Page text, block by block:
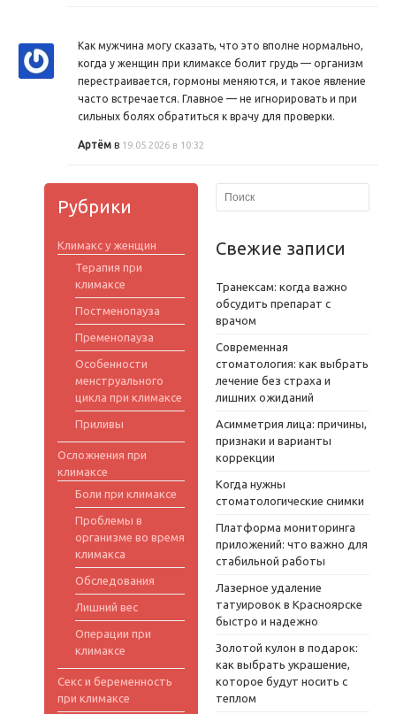
Как мужчина могу сказать, что это вполне нормально,
когда у женщин при климаксе болит грудь — организм
перестраивается, гормоны меняются, и такое явление
часто встречается. Главное — не игнорировать и при
сильных болях обратиться к врачу для проверки.
Артём в 19.05.2026 в 10:32
Рубрики
Климакс у женщин
Терапия при
климаксе
Постменопауза
Пременопауза
Особенности
менструального
цикла при климаксе
Приливы
Осложнения при
климаксе
Боли при климаксе
Проблемы в
организме во время
климакса
Обследования
Лишний вес
Операции при
климаксе
Секс и беременность
при климаксе
Свежие записи
Транексам: когда важно
обсудить препарат с
врачом
Современная
стоматология: как выбрать
лечение без страха и
лишних ожиданий
Асимметрия лица: причины,
признаки и варианты
коррекции
Когда нужны
стоматологические снимки
Платформа мониторинга
приложений: что важно для
стабильной работы
Лазерное удаление
татуировок в Красноярске
быстро и надежно
Золотой кулон в подарок:
как выбрать украшение,
которое будут носить с
теплом